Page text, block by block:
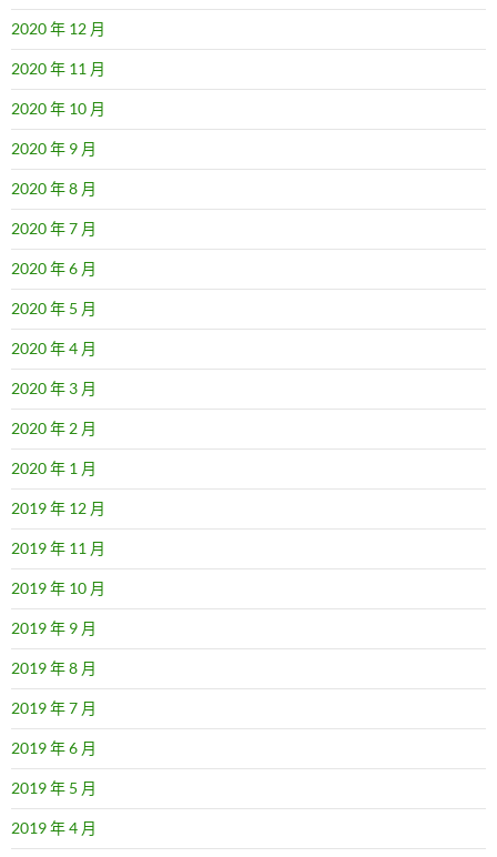
2020 年 12 月
2020 年 11 月
2020 年 10 月
2020 年 9 月
2020 年 8 月
2020 年 7 月
2020 年 6 月
2020 年 5 月
2020 年 4 月
2020 年 3 月
2020 年 2 月
2020 年 1 月
2019 年 12 月
2019 年 11 月
2019 年 10 月
2019 年 9 月
2019 年 8 月
2019 年 7 月
2019 年 6 月
2019 年 5 月
2019 年 4 月